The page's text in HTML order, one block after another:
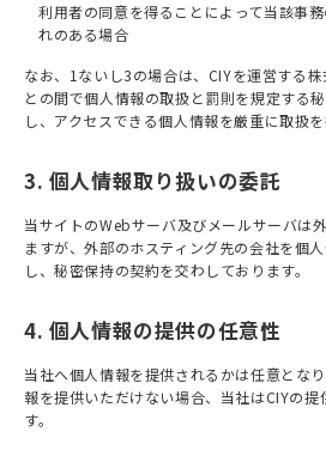
利用者の同意を得ることによって当該事
れのある場合
なお、1ないし3の場合は、CIYを運営する
との間で個人情報の取扱と罰則を規定する
し、アクセスできる個人情報を厳重に取扱を
3. 個人情報取り扱いの委託
当サイトのWebサーバ及びメールサーバは
ますが、外部のホスティング先の会社を個
し、秘密保持の契約を交わしております。
4. 個人情報の提供の任意性
当社へ個人情報を提供されるかは任意とな
報を提供いただけない場合、当社はCIYの
す。